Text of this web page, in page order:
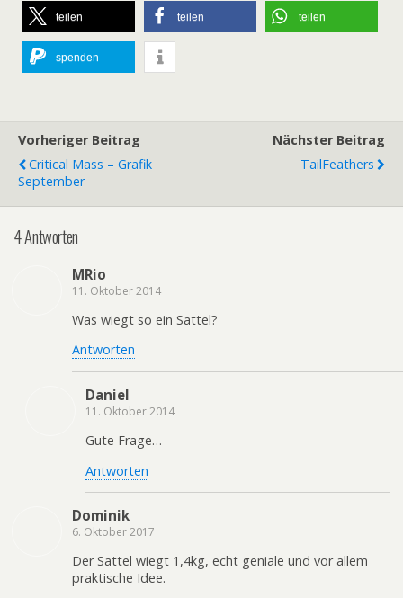
teilen teilen teilen
spenden
Vorheriger Beitrag
Critical Mass – Grafik
September
Nächster Beitrag
TailFeathers
4 Antworten
MRio
11. Oktober 2014
Was wiegt so ein Sattel?
Antworten
Daniel
11. Oktober 2014
Gute Frage…
Antworten
Dominik
6. Oktober 2017
Der Sattel wiegt 1,4kg, echt geniale und vor allem
praktische Idee.